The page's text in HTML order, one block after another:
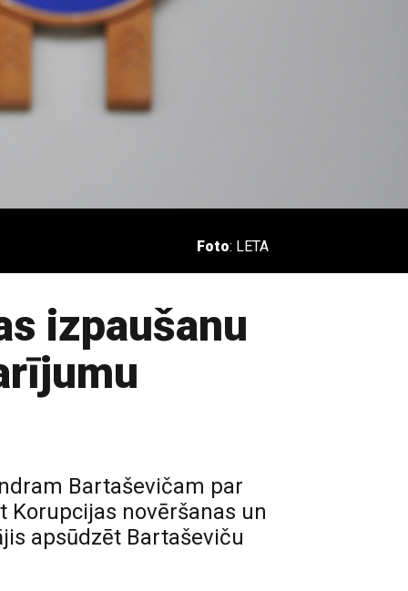
Foto: LETA
izpaušanu
Bartaševičam par
Korupcijas novēršanas un
apsūdzēt Bartaševiču